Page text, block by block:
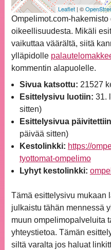
Leaflet| ©
Ompelimot.com-
oikeellisuudesta. Mikäli
vaikuttaa väärältä, siitä
ylläpidolle
kommentin alapuolelle.
Sivua katsottu: 21527
Esittelysivu luotiin: 31.
sitten)
Esittelysivua
päivää sitten)
Kestolinkki: https://
tyottomat-ompelimo
Lyhyt kestolinkki:
Tämä esittelysivu mukaan
julkaistu tähän mennessä
muun ompelimopalveluita
yhteystietoa. Tämän
siltä varalta jos haluat